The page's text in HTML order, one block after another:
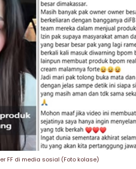
FF di media sosial (Foto kolase)